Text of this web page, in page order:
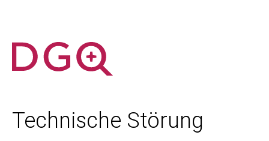
Technische Störung